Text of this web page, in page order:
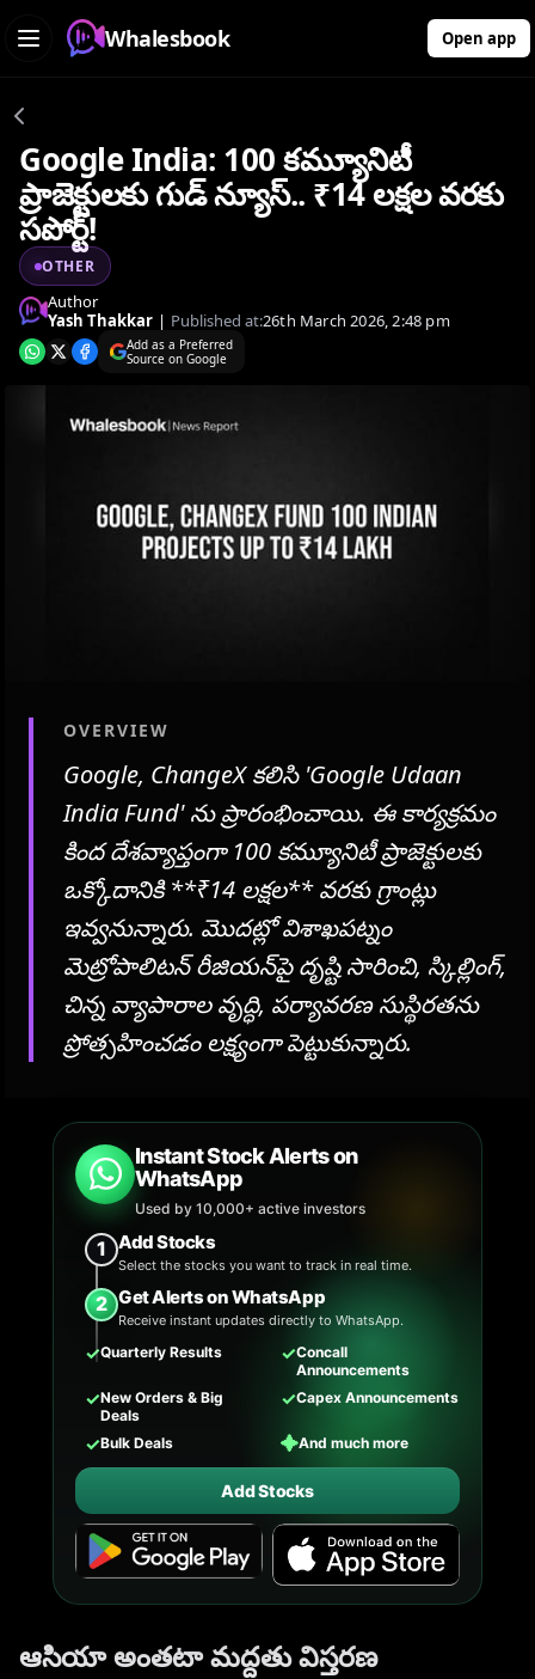
Whalesbook Open app
Google India: 100 కమ్యూనిటీ
ప్రాజెక్టులకు గుడ్ న్యూస్.. ₹14 లక్షల వరకు
సపోర్ట్!
OTHER
Author
Yash Thakkar | Published at:26th March 2026, 2:48 pm
Add as a Preferred
Source on Google
OVERVIEW
Google, ChangeX కలిసి 'Google Udaan
India Fund' ను ప్రారంభించాయి. ఈ కార్యక్రమం
కింద దేశవ్యాప్తంగా 100 కమ్యూనిటీ ప్రాజెక్టులకు
ఒక్కోదానికి **₹14 లక్షల** వరకు గ్రాంట్లు
ఇవ్వనున్నారు. మొదట్లో విశాఖపట్నం
మెట్రోపాలిటన్ రీజియన్‌పై దృష్టి సారించి, స్కిల్లింగ్,
చిన్న వ్యాపారాల వృద్ధి, పర్యావరణ సుస్థిరతను
ప్రోత్సహించడం లక్ష్యంగా పెట్టుకున్నారు.
Instant Stock Alerts on
WhatsApp
Used by 10,000+ active investors
1 Add Stocks
Select the stocks you want to track in real time.
2 Get Alerts on WhatsApp
Receive instant updates directly to WhatsApp.
✓Quarterly Results ✓Concall
Announcements
✓New Orders & Big
Deals
✓Capex Announcements
✓Bulk Deals ✦And much more
Add Stocks
ఆసియా అంతటా మద్దతు విస్తరణ